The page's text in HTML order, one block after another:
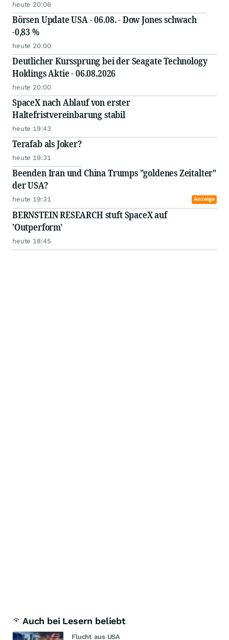
heute 20:06
Börsen Update USA - 06.08. - Dow Jones schwach
-0,83 %
heute 20:00
Deutlicher Kurssprung bei der Seagate Technology
Holdings Aktie - 06.08.2026
heute 20:00
SpaceX nach Ablauf von erster
Haltefristvereinbarung stabil
heute 19:43
Terafab als Joker?
heute 19:31
Beenden Iran und China Trumps "goldenes Zeitalter"
der USA?
heute 19:31 Anzeige
BERNSTEIN RESEARCH stuft SpaceX auf
'Outperform'
heute 18:45
Auch bei Lesern beliebt
Flucht aus USA